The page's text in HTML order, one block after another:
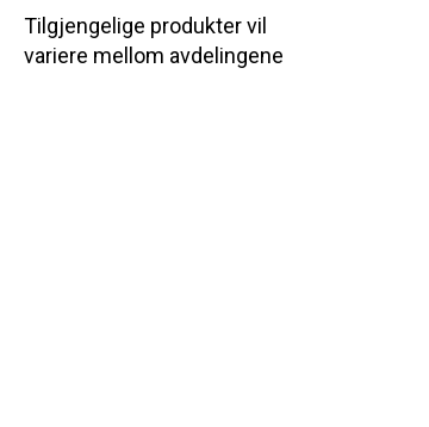
Tilgjengelige produkter vil
variere mellom avdelingene